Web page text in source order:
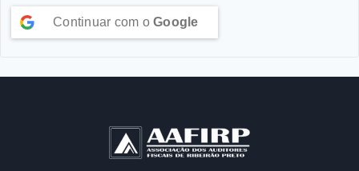
Continuar com o Google